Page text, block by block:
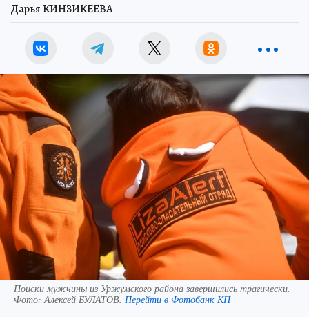
Дарья КИНЗИКЕЕВА
Поиски мужчины из Уржумского района завершились трагически.
Фото:Алексей БУЛАТОВ. Перейти в Фотобанк КП